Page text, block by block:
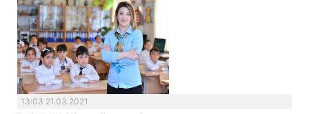
13:03 21.03.2021